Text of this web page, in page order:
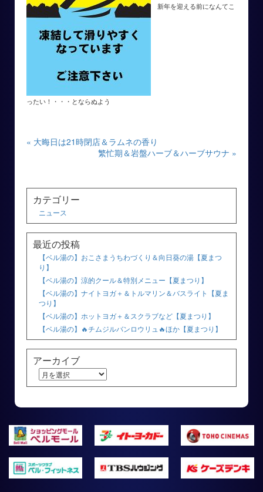
新年を迎える前になんてこ
ったい！・・・とならぬよう
« 大晦日は21時閉店＆ラムネの香り
繁忙期＆岩盤ハーブ＆ハーブサウナ »
カテゴリー
ニュース
最近の投稿
【ベル湯の】おこさまうちわづくり＆向日葵の湯【夏まつ
り】
【ベル湯の】涼的クール＆特別メニュー【夏まつり】
【ベル湯の】ナイトヨガ＋＆トルマリン＆バスライト【夏ま
つり】
【ベル湯の】ホットヨガ＋＆スクラブなど【夏まつり】
【ベル湯の】🔥チムジルバンロウリュ🔥ほか【夏まつり】
アーカイブ